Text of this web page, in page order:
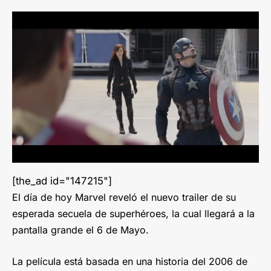
[the_ad id="147215"]
El día de hoy Marvel reveló el nuevo trailer de su
esperada secuela de superhéroes, la cual llegará a la
pantalla grande el 6 de Mayo.
La película está basada en una historia del 2006 de